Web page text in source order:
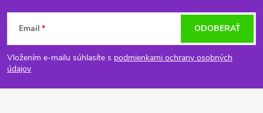
Z
á
p
Email
Vložením e-mailu súhlasíte s podmienkami ochrany osobných
údajov
ODOBERAŤ